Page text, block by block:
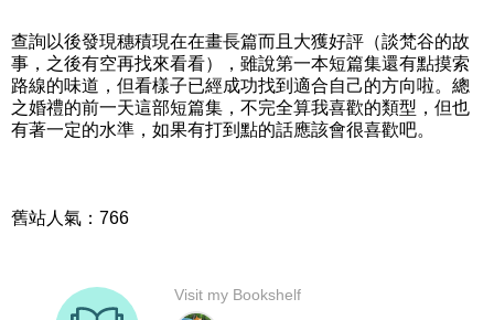
查詢以後發現穗積現在在畫長篇而且大獲好評（談梵谷的故
事，之後有空再找來看看），雖說第一本短篇集還有點摸索
路線的味道，但看樣子已經成功找到適合自己的方向啦。總
之婚禮的前一天這部短篇集，不完全算我喜歡的類型，但也
有著一定的水準，如果有打到點的話應該會很喜歡吧。
舊站人氣：766